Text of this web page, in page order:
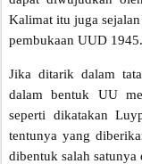
Kalimat itu juga
pembukaan UUD 1945.
Jika ditarik dalam
dalam bentuk UU
seperti dikatakan
tentunya yang
dibentuk salah